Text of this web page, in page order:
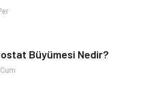
Spor Malzemeleri
Büyümesi Nedir?